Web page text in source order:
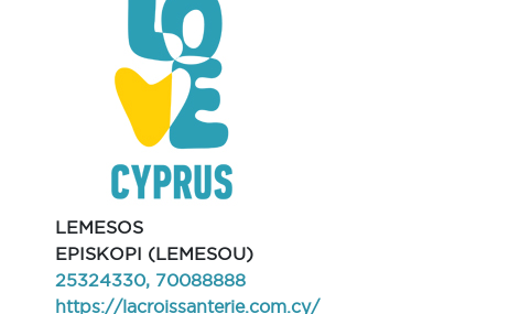
LEMESOS
EPISKOPI (LEMESOU)
25324330, 70088888
https://lacroissanterie.com.cy/